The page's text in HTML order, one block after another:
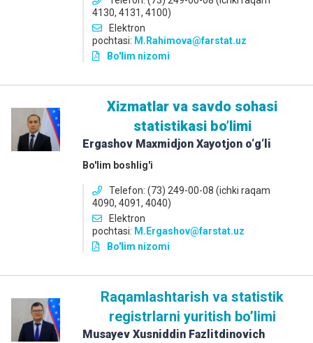
4130, 4131, 4100)
Elektron
pochtasi: M.Rahimova@farstat.uz
Bo'lim nizomi
Xizmatlar va savdo sohasi
statistikasi boʼlimi
Ergashov Maxmidjon Xayotjon o‘g‘li
Bo'lim boshlig'i
Telefon: (73) 249-00-08 (ichki raqam
4090, 4091, 4040)
Elektron
pochtasi: M.Ergashov@farstat.uz
Bo'lim nizomi
Raqamlashtarish va statistik
registrlarni yuritish boʼlimi
Musayev Xusniddin Fazlitdinovich